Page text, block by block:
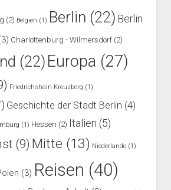
(2) Belgien (1) Berlin (22) Berlin
Charlottenburg - Wilmersdorf(2)
(22) Europa (27)
Friedrichshain-Kreuzberg (1)
Geschichte der Stadt Berlin (4)
(1) Hessen (2) Italien (5)
(9) Mitte (13) Niederlande(1)
(3) Reisen (40)